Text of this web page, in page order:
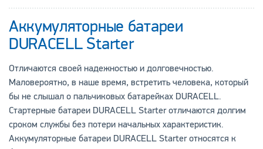
Аккумуляторные батареи
DURACELL Starter
Отличаются своей надежностью и долговечностью.
Маловероятно, в наше время, встретить человека, который
бы не слышал о пальчиковых батарейках DURACELL.
Стартерные батареи DURACELL Starter отличаются долгим
сроком службы без потери начальных характеристик.
Аккумуляторные батареи DURACELL Starter относятся к